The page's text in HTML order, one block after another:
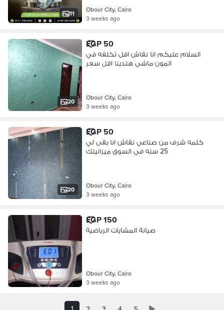
11
Obour City, Cairo
3 weeks ago
20
EGP 50
السلام عليكم انا نقاش اقل تكلفه في
المون ماشي هتدينا اقل سعر
Obour City, Cairo
3 weeks ago
20
EGP 50
كلمه شرف من صناعي نقاش انا بقى لي
25 سنه في السوق ميزانيتك
Obour City, Cairo
3 weeks ago
EGP 150
صيانة المشايات الرياضية
Obour City, Cairo
3 weeks ago